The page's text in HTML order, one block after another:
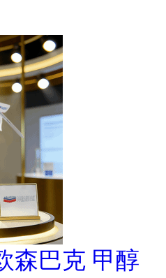
森巴克 甲醇